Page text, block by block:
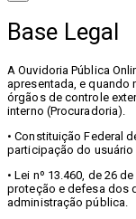
Base Legal
A Ouvidoria Pública
apresentada, e quando
órgãos de controle
interno (Procuradoria).
• Constituição Federal
participação do
• Lei nº 13.460, de 26
proteção e defesa dos
administração pública.